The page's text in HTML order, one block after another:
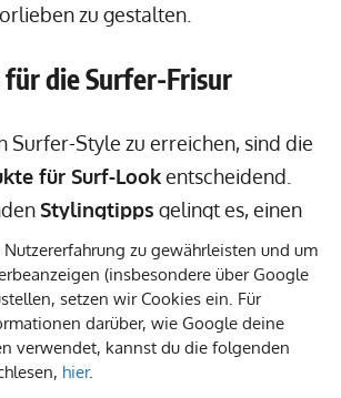
zu gewährleisten und um
(insbesondere über Google
setzen wir Cookies ein. Für
darüber, wie Google deine
verwendet, kannst du die folgenden
hier.
zu gestalten.
die Surfer-Frisur
Surfer-Style zu erreichen, sind die
für Surf-Lookentscheidend.
Stylingtipps gelingt es, einen
Effekt zu erzielen, der die Haare
erscheinen lässt. Ein
Haarpflege stellt sicher, dass
frisch und ansprechend bleibt.